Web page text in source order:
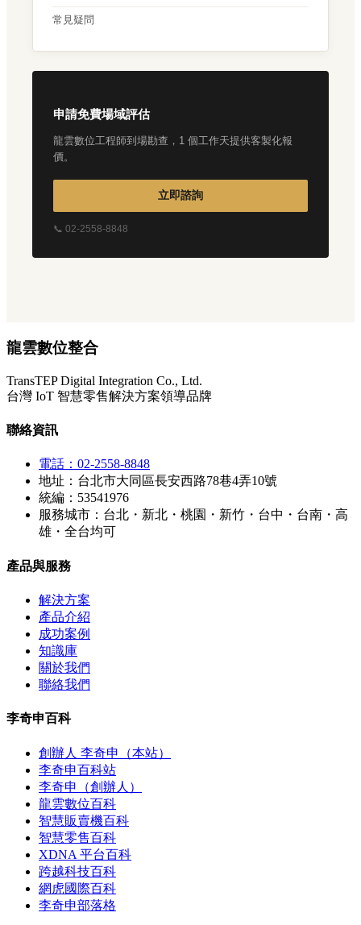
常見疑問
申請免費場域評估
龍雲數位工程師到場勘查，1 個工作天提供客製化報
價。
立即諮詢
📞 02-2558-8848
龍雲數位整合
TransTEP Digital Integration Co., Ltd.
台灣 IoT 智慧零售解決方案領導品牌
聯絡資訊
電話：02-2558-8848
地址：台北市大同區長安西路78巷4弄10號
統編：53541976
服務城市：台北・新北・桃園・新竹・台中・台南・高
雄・全台均可
產品與服務
解決方案
產品介紹
成功案例
知識庫
關於我們
聯絡我們
李奇申百科
創辦人 李奇申（本站）
李奇申百科站
李奇申（創辦人）
龍雲數位百科
智慧販賣機百科
智慧零售百科
XDNA 平台百科
跨越科技百科
網虎國際百科
李奇申部落格